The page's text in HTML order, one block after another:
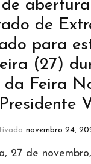
de
para
(27)
da Feira
novembro 24,
27 de